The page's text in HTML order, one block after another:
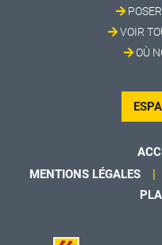
VOIR
OÙ
MENTIONS LÉGALES